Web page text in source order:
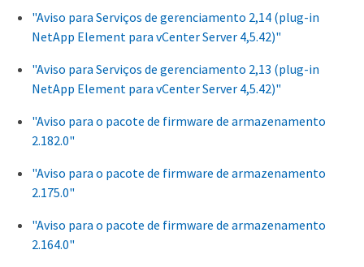
"Aviso para Serviços de gerenciamento 2,14 (plug-in
NetApp Element para vCenter Server 4,5.42)"
"Aviso para Serviços de gerenciamento 2,13 (plug-in
NetApp Element para vCenter Server 4,5.42)"
"Aviso para o pacote de firmware de armazenamento
2.182.0"
"Aviso para o pacote de firmware de armazenamento
2.175.0"
"Aviso para o pacote de firmware de armazenamento
2.164.0"